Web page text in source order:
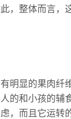
，整体而言，
明显的果肉纤
的和小孩的辅
，而且它运转